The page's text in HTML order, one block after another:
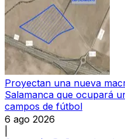
Proyectan una nueva
Salamanca que ocupará
campos de fútbol
6 ago 2026